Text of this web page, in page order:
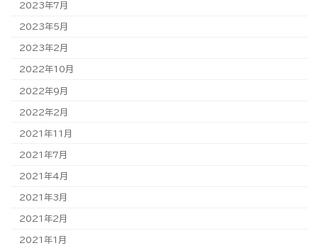
2023年7月
2023年5月
2023年2月
2022年10月
2022年9月
2022年2月
2021年11月
2021年7月
2021年4月
2021年3月
2021年2月
2021年1月